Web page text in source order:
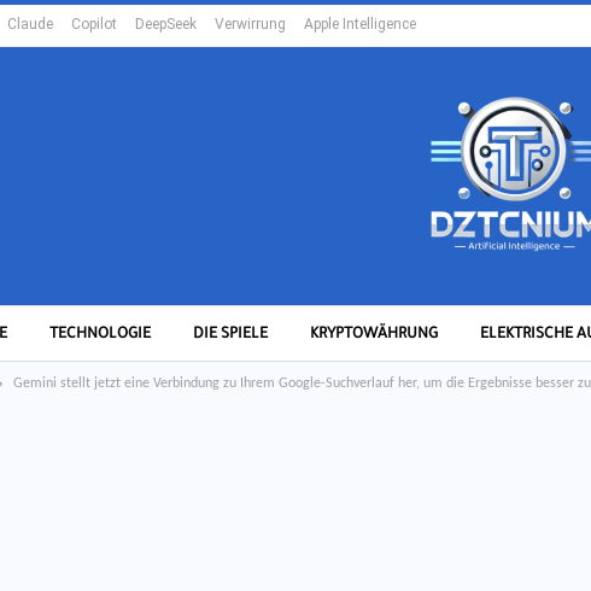
Claude Copilot DeepSeek Verwirrung Apple Intelligence
TECHNOLOGIE DIE SPIELE KRYPTOWÄHRUNG ELEKTRISCHE
MORE
Gemini stellt jetzt eine Verbindung zu Ihrem Google-Suchverlauf her, um die Ergebnisse besser